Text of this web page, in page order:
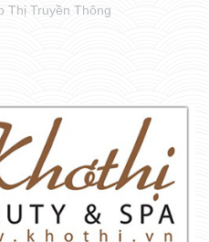
Thị Truyền Thông